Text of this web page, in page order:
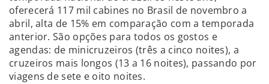
oferecerá 117 mil cabines no Brasil de novembro a
abril, alta de 15% em comparação com a temporada
anterior. São opções para todos os gostos e
agendas: de minicruzeiros (três a cinco noites), a
cruzeiros mais longos (13 a 16 noites), passando por
viagens de sete e oito noites.